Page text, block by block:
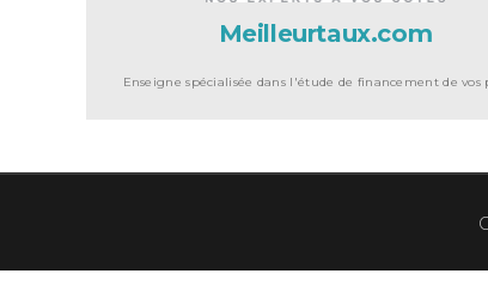
Meilleurtaux.com
Enseigne spécialisée dans l'étude de financement de vos